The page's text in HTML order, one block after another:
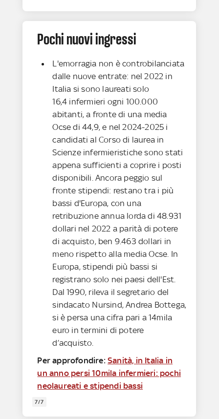
Pochi nuovi ingressi
L'emorragia non è controbilanciata
dalle nuove entrate: nel 2022 in
Italia si sono laureati solo
16,4 infermieri ogni 100.000
abitanti, a fronte di una media
Ocse di 44,9, e nel 2024-2025 i
candidati al Corso di laurea in
Scienze infermieristiche sono stati
appena sufficienti a coprire i posti
disponibili. Ancora peggio sul
fronte stipendi: restano tra i più
bassi d'Europa, con una
retribuzione annua lorda di 48.931
dollari nel 2022 a parità di potere
di acquisto, ben 9.463 dollari in
meno rispetto alla media Ocse. In
Europa, stipendi più bassi si
registrano solo nei paesi dell'Est.
Dal 1990, rileva il segretario del
sindacato Nursind, Andrea Bottega,
si è persa una cifra pari a 14mila
euro in termini di potere
d’acquisto.
Per approfondire:Sanità, in Italia in
un anno persi 10mila infermieri: pochi
neolaureati e stipendi bassi
7/7